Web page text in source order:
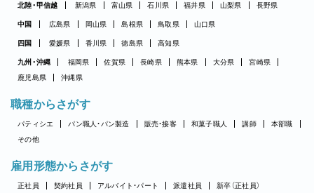
北陸・甲信越 新潟県 富山県 石川県 福井県 山梨県 長野県
中国 広島県 岡山県 島根県 鳥取県 山口県
四国 愛媛県 香川県 徳島県 高知県
九州・沖縄 福岡県 佐賀県 長崎県 熊本県 大分県
宮崎県
鹿児島県
沖縄県
職種からさがす
パティシエ パン職人・パン製造 販売・接客 和菓子職人 講師
本部職
その他
雇用形態からさがす
正社員 契約社員 アルバイト・パート 派遣社員 新卒（正社員）